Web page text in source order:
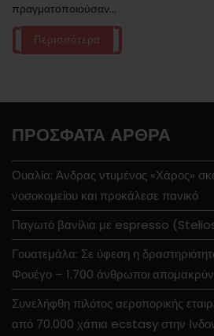
πραγματοποιούσαν...
Περισσότερα
ΠΡΌΣΦΑΤΑ ΆΡΘΡΑ
Ουαλία: Άνδρας ντυμένος «Χάρος»
νοσοκομείου και προκάλεσε πανικό
Παγωτό βανίλια με espresso
Γουατεμάλα: Σε ύφεση η
Φουέγο – 1.700 άνθρωποι
Συνελήφθη πιλότος αεροπορικής
από 70.000 χάπια ecstasy στην